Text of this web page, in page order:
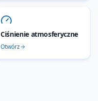
Ciśnienie atmosferyczne
Otwórz